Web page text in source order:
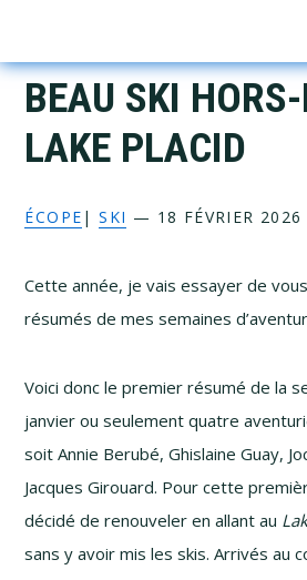
primary
navigation
main
content
primary
sidebar
footer
BEAU SKI
LAKE PLACID
ÉCOPE |SKI — 18 FÉVRIER 2026
Cette année, je vais essayer de
résumés de mes semaines
Voici donc le premier résumé de la
janvier ou seulement quatre
soit Annie Berubé, Ghislaine Guay,
Jacques Girouard. Pour cette
décidé de renouveler en allant au
sans y avoir mis les skis. Arrivés au